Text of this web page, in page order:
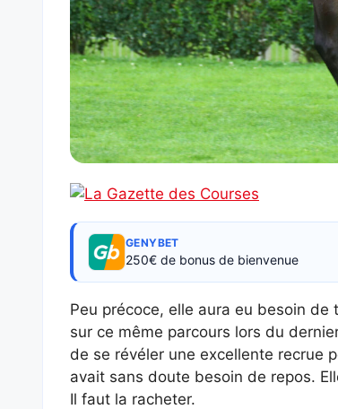
GENYBET
250€ de bonus de bienvenue
Peu précoce, elle aura eu besoin
sur ce même parcours lors du
de se révéler une excellente recrue
avait sans doute besoin de repos.
Il faut la racheter.